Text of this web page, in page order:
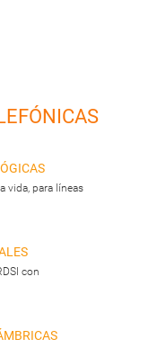
vida, para líneas
con